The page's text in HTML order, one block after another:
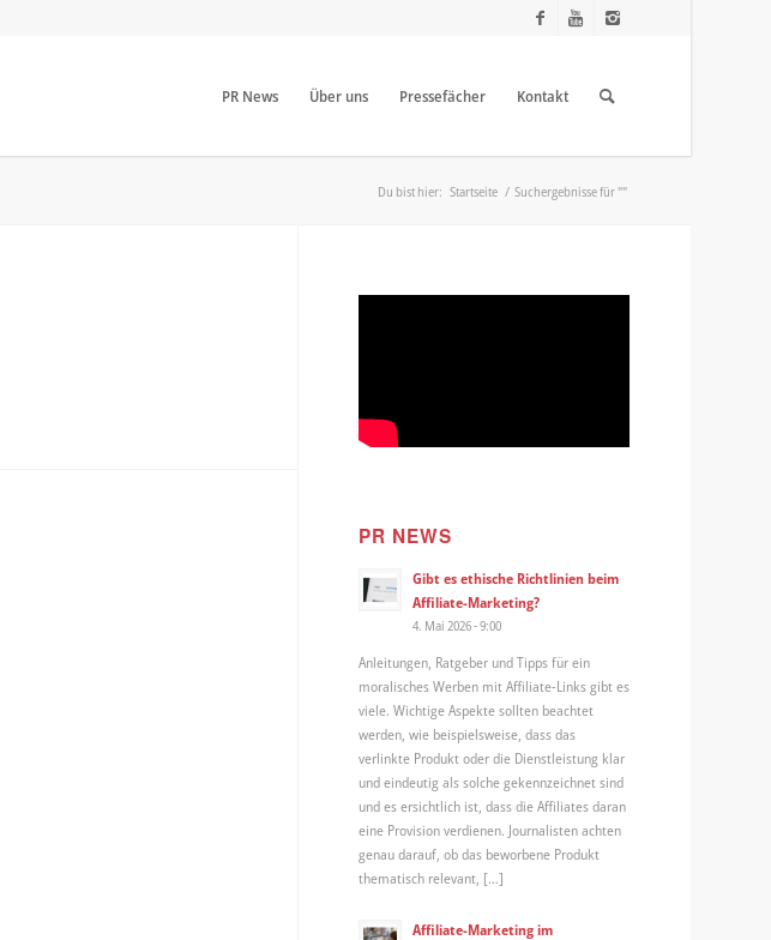
PR News Über uns Pressefächer Kontakt
Du bist hier: Startseite / Suchergebnisse für ""
PR NEWS
Gibt es ethische Richtlinien beim
Affiliate-Marketing?
4. Mai 2026 - 9:00
Anleitungen, Ratgeber und Tipps für ein
moralisches Werben mit Affiliate-Links gibt es
viele. Wichtige Aspekte sollten beachtet
werden, wie beispielsweise, dass das
verlinkte Produkt oder die Dienstleistung klar
und eindeutig als solche gekennzeichnet sind
und es ersichtlich ist, dass die Affiliates daran
eine Provision verdienen. Journalisten achten
genau darauf, ob das beworbene Produkt
thematisch relevant, […]
Affiliate-Marketing im